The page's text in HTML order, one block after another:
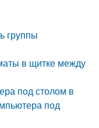
группы
в щитке между
под столом в
под